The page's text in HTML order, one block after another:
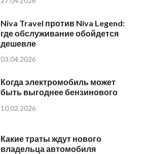
Niva Travel против Niva Legend:
где обслуживание обойдется
дешевле
03.04.2026
Когда электромобиль может
быть выгоднее бензинового
10.02.2026
Какие траты ждут нового
владельца автомобиля